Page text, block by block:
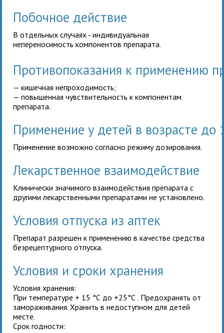
Побочное действие
В отдельных случаях - индивидуальная
непереносимость компонентов препарата.
Противопоказания к применению
— кишечная непроходимость;
— повышенная чувствительность к компонентам
препарата.
Применение у детей в возрасте до
Применение возможно согласно режиму дозирования.
Лекарственное взаимодействие
Клинически значимого взаимодействия препаратас
другими лекарственными препаратами не установлено.
Условия отпуска из аптек
Препарат разрешен к применению в качестве средства
безрецептурного отпуска.
Условия и сроки хранения
Условия хранения:
При температуре + 15 °С до +25°С . Предохранять от
замораживания. Хранить в недоступном для детей
месте.
Срок годности: